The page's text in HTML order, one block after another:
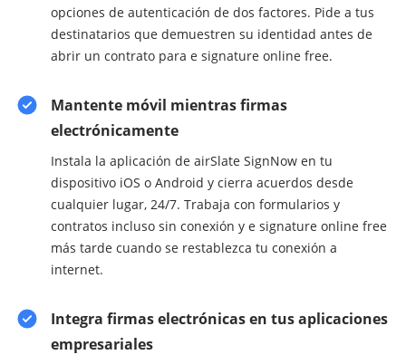
opciones de autenticación de dos factores. Pide a tus
destinatarios que demuestren su identidad antes de
abrir un contrato para e signature online free.
Mantente móvil mientras firmas
electrónicamente
Instala la aplicación de airSlate SignNow en tu
dispositivo iOS o Android y cierra acuerdos desde
cualquier lugar, 24/7. Trabaja con formularios y
contratos incluso sin conexión y e signature online free
más tarde cuando se restablezca tu conexión a
internet.
Integra firmas electrónicas en tus aplicaciones
empresariales